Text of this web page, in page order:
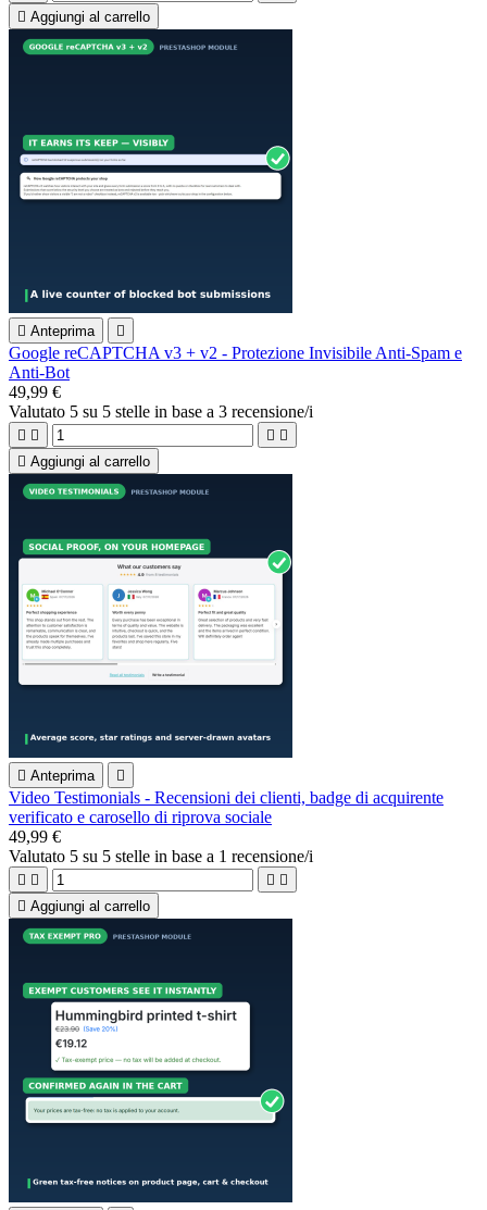
 Aggiungi al carrello
 Anteprima 
Google reCAPTCHA v3 + v2 - Protezione Invisibile Anti-Spam e
Anti-Bot
49,99 €
Valutato 5 su 5 stelle in base a 3 recensione/i
   
 Aggiungi al carrello
 Anteprima 
Video Testimonials - Recensioni dei clienti, badge di acquirente
verificato e carosello di riprova sociale
49,99 €
Valutato 5 su 5 stelle in base a 1 recensione/i
   
 Aggiungi al carrello